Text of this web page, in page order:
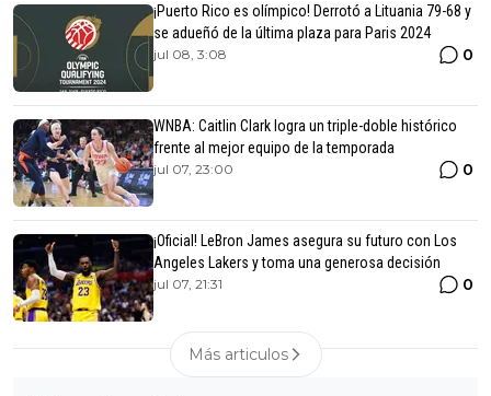
¡Puerto Rico es olímpico! Derrotó a Lituania 79-68 y
se adueñó de la última plaza para Paris 2024
jul 08, 3:08 0
WNBA: Caitlin Clark logra un triple-doble histórico
frente al mejor equipo de la temporada
jul 07, 23:00 0
¡Oficial! LeBron James asegura su futuro con Los
Angeles Lakers y toma una generosa decisión
jul 07, 21:31 0
Más articulos